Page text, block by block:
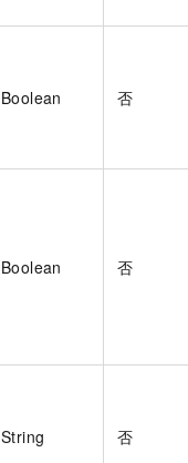
Boolean 否
Boolean 否
String 否